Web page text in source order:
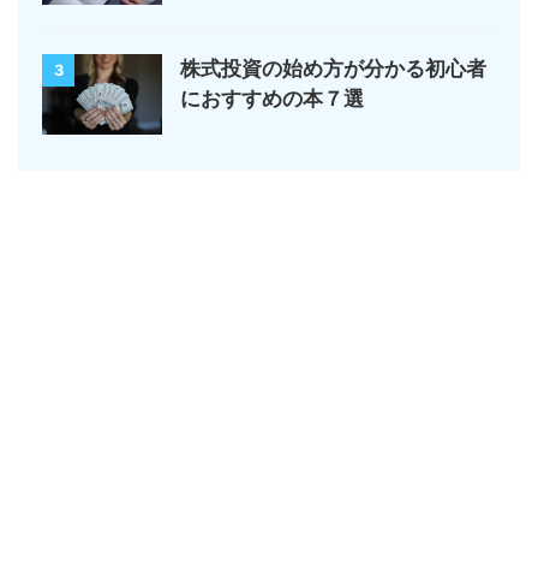
3
株式投資の始め方が分かる初心者
におすすめの本７選